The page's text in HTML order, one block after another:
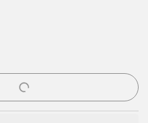
ind eller tilmelde dig som medlem